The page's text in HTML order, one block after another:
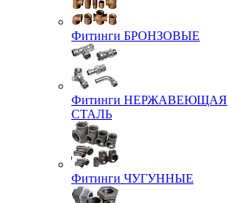
Фитинги БРОНЗОВЫЕ
Фитинги НЕРЖАВЕЮЩАЯ
СТАЛЬ
Фитинги ЧУГУННЫЕ